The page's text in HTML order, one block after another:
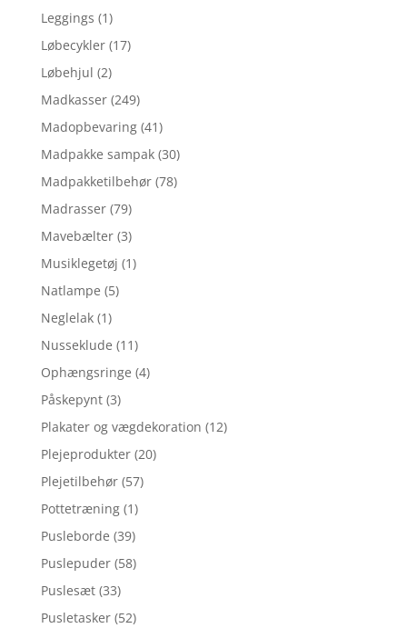
Leggings (1)
Løbecykler (17)
Løbehjul (2)
Madkasser (249)
Madopbevaring (41)
Madpakke sampak (30)
Madpakketilbehør (78)
Madrasser (79)
Mavebælter (3)
Musiklegetøj (1)
Natlampe (5)
Neglelak (1)
Nusseklude (11)
Ophængsringe (4)
Påskepynt (3)
Plakater og vægdekoration (12)
Plejeprodukter (20)
Plejetilbehør (57)
Pottetræning (1)
Pusleborde (39)
Puslepuder (58)
Puslesæt (33)
Pusletasker (52)